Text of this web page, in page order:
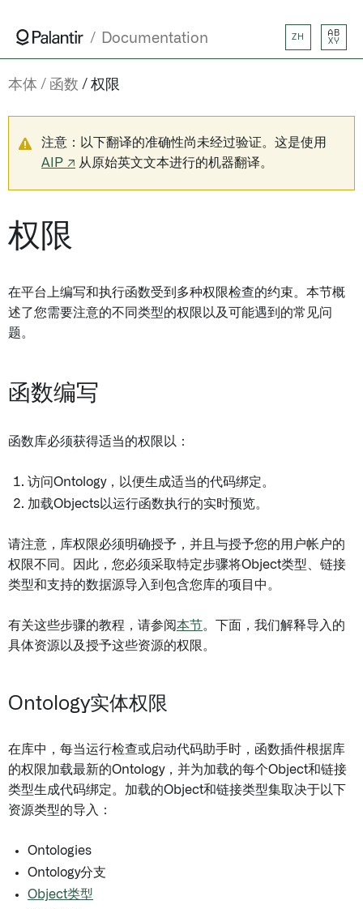
Documentation ZH
AB
XY
本体 函数 权限
注意：以下翻译的准确性尚未经过验证。这是使用
AIP ↗ 从原始英文文本进行的机器翻译。
权限
在平台上编写和执行函数受到多种权限检查的约束。本节概
述了您需要注意的不同类型的权限以及可能遇到的常见问
题。
函数编写
函数库必须获得适当的权限以：
访问Ontology，以便生成适当的代码绑定。
加载Objects以运行函数执行的实时预览。
请注意，库权限必须明确授予，并且与授予您的用户帐户的
权限不同。因此，您必须采取特定步骤将Object类型、链接
类型和支持的数据源导入到包含您库的项目中。
有关这些步骤的教程，请参阅本节。下面，我们解释导入的
具体资源以及授予这些资源的权限。
Ontology实体权限
在库中，每当运行检查或启动代码助手时，函数插件根据库
的权限加载最新的Ontology，并为加载的每个Object和链接
类型生成代码绑定。加载的Object和链接类型集取决于以下
资源类型的导入：
Ontologies
Ontology分支
Object类型